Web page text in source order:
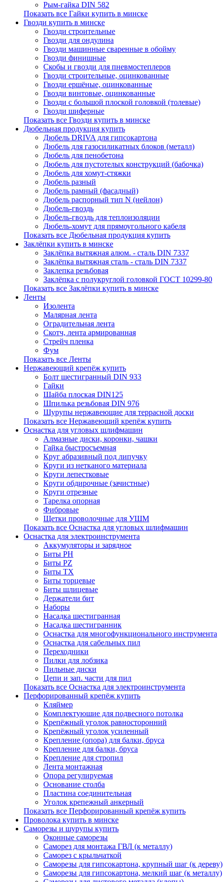
Рым-гайка DIN 582
Показать все Гайки купить в минске
Гвозди купить в минске
Гвозди строительные
Гвозди для ондулина
Гвозди машинные сваренные в обойму
Гвозди финишные
Скобы и гвозди для пневмостеплеров
Гвозди строительные, оцинкованные
Гвозди ершёные, оцинкованные
Гвозди винтовые, оцинкованные
Гвозди с большой плоской головкой (толевые)
Гвозди шиферные
Показать все Гвозди купить в минске
Дюбельная продукция купить
Дюбель DRIVA для гипсокартона
Дюбель для газосиликатных блоков (металл)
Дюбель для пенобетона
Дюбель для пустотелых конструкций (бабочка)
Дюбель для хомут-стяжки
Дюбель разный
Дюбель рамный (фасадный)
Дюбель распорный тип N (нейлон)
Дюбель-гвоздь
Дюбель-гвоздь для теплоизоляции
Дюбель-хомут для прямоугольного кабеля
Показать все Дюбельная продукция купить
Заклёпки купить в минске
Заклёпка вытяжная алюм. - сталь DIN 7337
Заклёпка вытяжная сталь - сталь DIN 7337
Заклепка резьбовая
Заклёпка с полукруглой головкой ГОСТ 10299-80
Показать все Заклёпки купить в минске
Ленты
Изолента
Малярная лента
Оградительная лента
Скотч, лента армированная
Стрейч пленка
Фум
Показать все Ленты
Нержавеющий крепёж купить
Болт шестигранный DIN 933
Гайки
Шайба плоская DIN125
Шпилька резьбовая DIN 976
Шурупы нержавеющие для террасной доски
Показать все Нержавеющий крепёж купить
Оснастка для угловых шлифмашин
Алмазные диски, коронки, чашки
Гайка быстросъемная
Круг абразивный под липучку
Круги из нетканого материала
Круги лепестковые
Круги обдирочные (зачистные)
Круги отрезные
Тарелка опорная
Фибровые
Щетки проволочные для УШМ
Показать все Оснастка для угловых шлифмашин
Оснастка для электроинструмента
Аккумуляторы и зарядное
Биты PH
Биты PZ
Биты TX
Биты торцевые
Биты шлицевые
Держатели бит
Наборы
Насадка шестигранная
Насадка шестигранник
Оснастка для многофункционального инструмента
Оснастка для сабельных пил
Переходники
Пилки для лобзика
Пильные диски
Цепи и зап. части для пил
Показать все Оснастка для электроинструмента
Перфорированный крепёж купить
Кляймер
Комплектуюшие для подвесного потолка
Крепёжный уголок равносторонний
Крепёжный уголок усиленный
Крепление (опора) для балки, бруса
Крепление для балки, бруса
Крепление для стропил
Лента монтажная
Опора регулируемая
Основание столба
Пластина соединительная
Уголок крепежный анкерный
Показать все Перфорированный крепёж купить
Проволока купить в минске
Саморезы и шурупы купить
Оконные саморезы
Саморез для монтажа ГВЛ (к металлу)
Саморез с крыльчаткой
Саморезы для гипсокартона, крупный шаг (к дереву)
Саморезы для гипсокартона, мелкий шаг (к металлу)